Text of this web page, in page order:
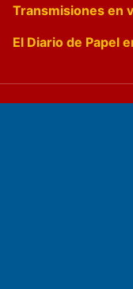
Transmisiones en
El Diario de Papel